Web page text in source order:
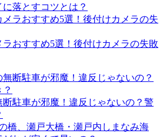
落とすコツとは？
おすすめ5選！後付けカメラの失敗
駐車が邪魔！違反じゃないの？警